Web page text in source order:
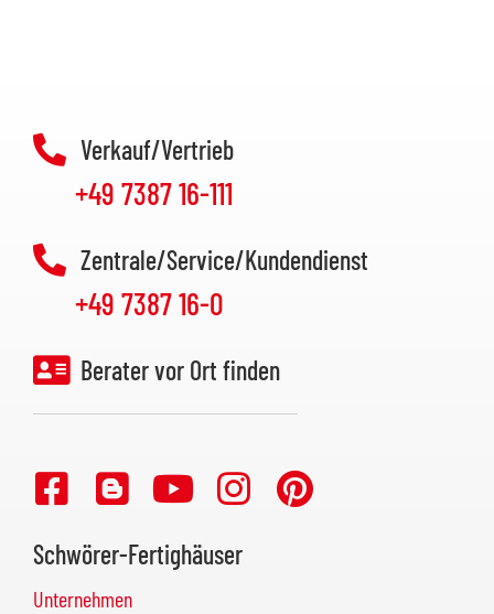
Verkauf/Vertrieb
+49 7387 16-111
Zentrale/Service/Kundendienst
+49 7387 16-0
Berater vor Ort finden
Schwörer-Fertighäuser
Unternehmen